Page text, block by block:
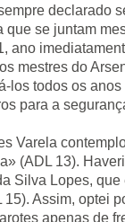
declarado
se juntam
ano
mestres do
los todos os
para a
Varela
(ADL 13).
Silva Lopes,
Assim, optei
apenas de